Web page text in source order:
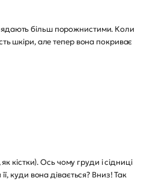
більш порожнистими. Коли
шкіри, але тепер вона покриває
кістки). Ось чому груди і сідниці
куди вона дівається? Вниз! Так